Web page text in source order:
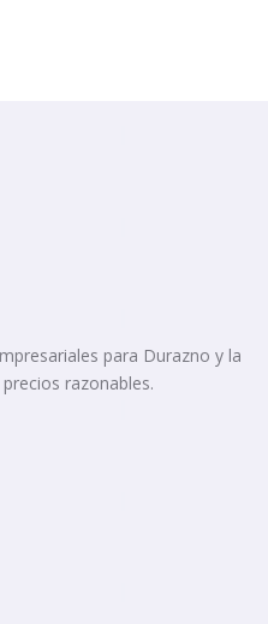
para Durazno y la
razonables.